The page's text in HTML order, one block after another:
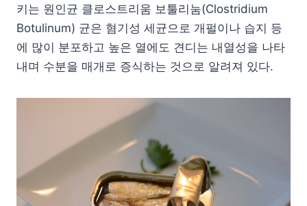
키는 원인균 클로스트리움 보툴리눔(Clostridium
Botulinum) 균은 혐기성 세균으로 개펄이나 습지 등
에 많이 분포하고 높은 열에도 견디는 내열성을 나타
내며 수분을 매개로 증식하는 것으로 알려져 있다.